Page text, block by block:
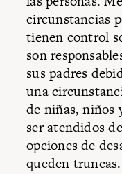
circunstancias
tienen control
son
sus padres
una
de niñas, niños
ser atendidos
opciones de
queden truncas.